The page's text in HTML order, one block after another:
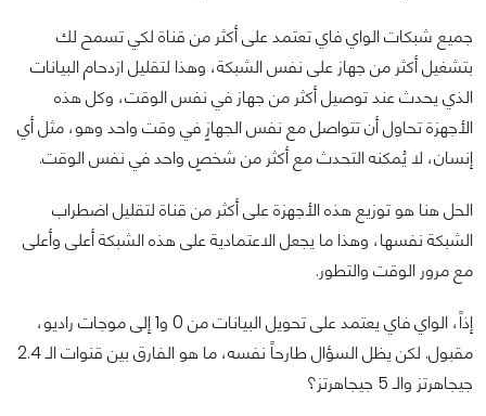
جميع شبكات الواي فاي تعتمد على أكثر من قناة لكي تسمح لك
بتشغيل أكثر من جهاز على نفس الشبكة، وهذا لتقليل ازدحام البيانات
الذي يحدث عند توصيل أكثر من جهاز في نفس الوقت، وكل هذه
الأجهزة تحاول أن تتواصل مع نفس الجهازٍ في وقت واحد وهو، مثل أي
إنسان، لا يُمكنه التحدث مع أكثر من شخصٍ واحد في نفس الوقت.
الحل هنا هو توزيع هذه الأجهزة على أكثر من قناة لتقليل اضطراب
الشبكة نفسها، وهذا ما يجعل الاعتمادية على هذه الشبكة أعلى وأعلى
مع مرور الوقت والتطور.
إذاً، الواي فاي يعتمد على تحويل البيانات من 0 و1 إلى موجات راديو،
مقبول. لكن يظل السؤال طارحاً نفسه، ما هو الفارق بين قنوات الـ 2.4
جيجاهرتز والـ 5 جيجاهرتز؟